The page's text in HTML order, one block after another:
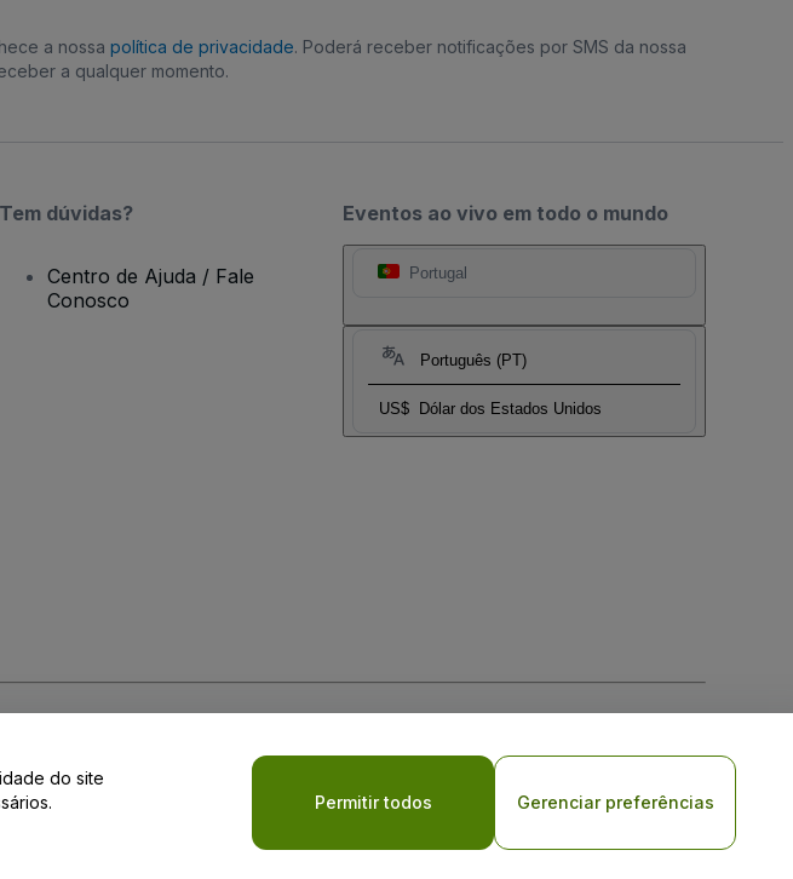
a nossa política de privacidade. Poderá receber notificações por SMS da nossa
a qualquer momento.
Eventos ao vivo em todo o mundo
Portugal
Português (PT)
US$ Dólar dos Estados Unidos
Tem dúvidas?
Centro de Ajuda / Fale
Conosco
do site
Permitir todos Gerenciar preferências